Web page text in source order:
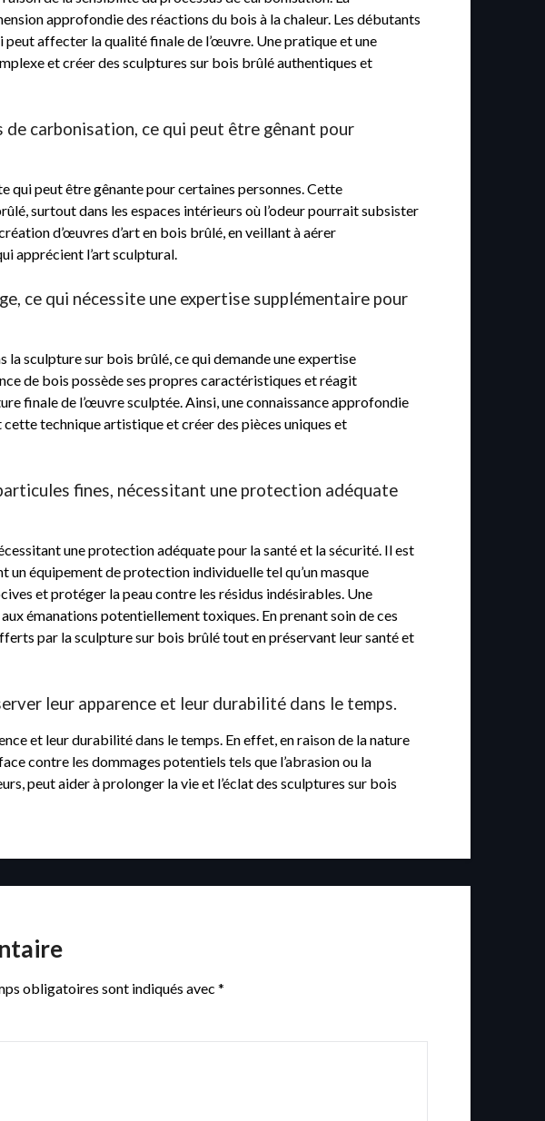
approfondie des réactions du bois à la chaleur. Les débutants
affecter la qualité finale de l’œuvre. Une pratique et une
et créer des sculptures sur bois brûlé authentiques et
de carbonisation, ce qui peut être gênant pour
qui peut être gênante pour certaines personnes. Cette
surtout dans les espaces intérieurs où l’odeur pourrait subsister
d’œuvres d’art en bois brûlé, en veillant à aérer
apprécient l’art sculptural.
ce qui nécessite une expertise supplémentaire pour
sculpture sur bois brûlé, ce qui demande une expertise
de bois possède ses propres caractéristiques et réagit
finale de l’œuvre sculptée. Ainsi, une connaissance approfondie
technique artistique et créer des pièces uniques et
fines, nécessitant une protection adéquate
une protection adéquate pour la santé et la sécurité. Il est
un équipement de protection individuelle tel qu’un masque
et protéger la peau contre les résidus indésirables. Une
émanations potentiellement toxiques. En prenant soin de ces
par la sculpture sur bois brûlé tout en préservant leur santé et
leur apparence et leur durabilité dans le temps.
et leur durabilité dans le temps. En effet, en raison de la nature
contre les dommages potentiels tels que l’abrasion ou la
peut aider à prolonger la vie et l’éclat des sculptures sur bois
obligatoires sont indiqués avec *